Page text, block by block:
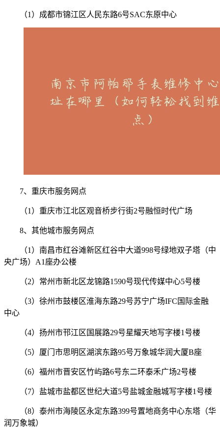
（1）成都市锦江区人民东路6号SAC东原中心
7、重庆市服务网点
（1）重庆市江北区观音桥步行街2号融恒时代广场
8、其他城市服务网点
（1）南昌市红谷滩新区红谷中大道998号绿地双子塔（中
央广场）A1座办公楼
（2）常州市新北区龙锦路1590号现代传媒中心5号楼
（3）徐州市鼓楼区淮海东路29号苏宁广场IFC国际金融
中心
（4）扬州市邗江区国展路29号星耀天地写字楼1号楼
（5）厦门市思明区湖滨东路95号万象城华润大厦B座
（6）福州市晋安区竹屿路6号东二环泰禾广场2号楼
（7）盐城市盐都区世纪大道5号盐城金融城写字楼1号楼
（8）泰州市海陵区永定东路399号置地商务中心东塔（华
润万象城）